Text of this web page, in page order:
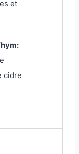
et
cidre